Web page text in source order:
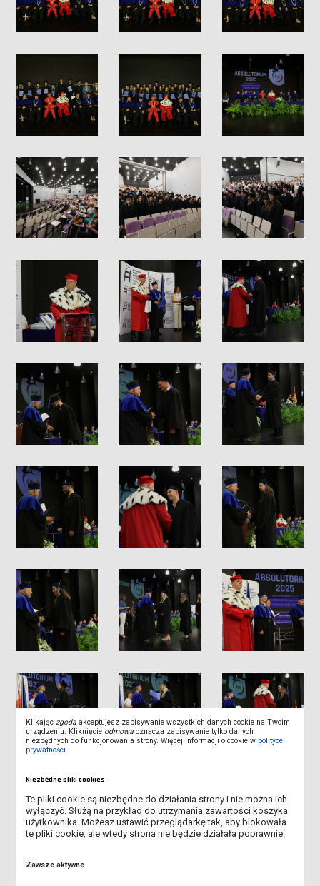
OSTATNIE DNI I WNIOSKOWANIA O MIEJSCE W DOMU STUDENTA
WEŹ UDZIAŁ W KONKURSIE I WYSTARTUJ ZA DARMO W
Klikając zgoda akceptujesz zapisywanie wszystkich danych cookie na Twoim
urządzeniu. Kliknięcie odmowa oznacza zapisywanie tylko danych
niezbędnych do funkcjonowania strony. Więcej informacji o cookie w polityce
prywatności
Niezbędne pliki cookies
Te pliki cookie są niezbędne do działania strony i nie można ich
wyłączyć. Służą na przykład do utrzymania zawartości koszyka
użytkownika. Możesz ustawić przeglądarkę tak, aby blokowała
te pliki cookie, ale wtedy strona nie będzie działała poprawnie.
Zawsze aktywne